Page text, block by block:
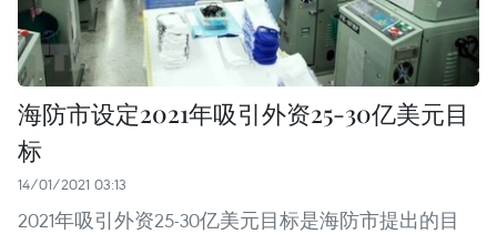
海防市设定2021年吸引外资25-30亿美元目
标
14/01/2021 03:13
2021年吸引外资25-30亿美元目标是海防市提出的目